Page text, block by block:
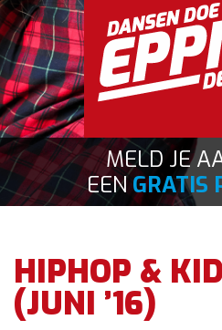
Salsa
Zumba
Clinics & Feesten
Contact
MELD JE
EENGRATIS
HIPHOP &
(JUNI ’16)